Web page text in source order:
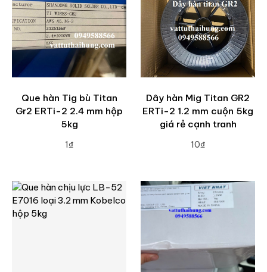
Que hàn Tig bù Titan
Gr2 ERTi-2 2.4 mm hộp
5kg
1₫
Dây hàn Mig Titan GR2
ERTi-2 1.2 mm cuộn 5kg
giá rẻ cạnh tranh
10₫